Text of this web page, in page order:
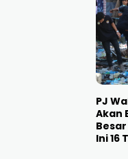
PJ
Akan
Ini 16